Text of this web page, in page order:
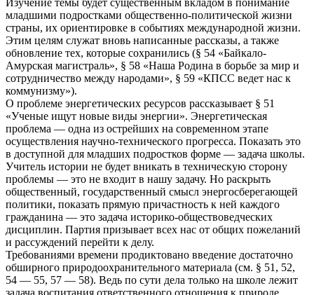
Изучение темы будет существенным вкладом в понимание
младшими подростками общественно-политической жизни
страны, их ориентировке в событиях международной жизни.
Этим целям служат вновь написанные рассказы, а также
обновление тех, которые сохранились (§ 54 «Байкало-
Амурская магистраль», § 58 «Наша Родина в борьбе за мир и
сотрудничество между народами», § 59 «КПСС ведет нас к
коммунизму»).
О проблеме энергетических ресурсов рассказывает § 51
«Ученые ищут новые виды энергии». Энергетическая
проблема — одна из острейших на современном этапе
осуществления научно-технического прогресса. Показать это
в доступной для младших подростков форме — задача школы.
Учитель истории не будет вникать в техническую сторону
проблемы — это не входит в нашу задачу. Но раскрыть
общественный, государственный смысл энергосберегающей
политики, показать прямую причастность к ней каждого
гражданина — это задача историко-обществоведческих
дисциплин. Партия призывает всех нас от общих пожеланий
и рассуждений перейти к делу.
Требованиями времени продиктовано введение достаточно
обширного природоохранительного материала (см. § 51, 52,
54 — 55, 57 — 58). Ведь по сути дела только на школе лежит